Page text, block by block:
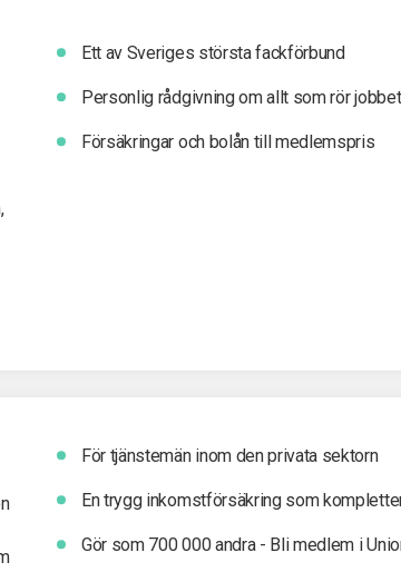
Ett av Sveriges största fackförbund
Personlig rådgivning om allt som rör jobbet
Försäkringar och bolån till medlemspris
För tjänstemän inom den privata sektorn
En trygg inkomst­försäkring som
Gör som 700 000 andra - Bli medlem i